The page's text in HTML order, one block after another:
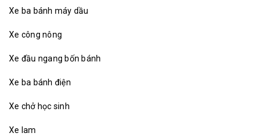
Xe ba bánh máy dầu
Xe công nông
Xe đầu ngang bốn bánh
Xe ba bánh điện
Xe chở học sinh
Xe lam